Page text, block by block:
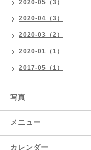
2020-05（3）
2020-04（3）
2020-03（2）
2020-01（1）
2017-05（1）
写真
メニュー
カレンダー